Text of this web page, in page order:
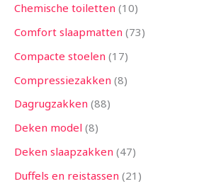
Chemische toiletten 10
Comfort slaapmatten 73
Compacte stoelen 17
Compressiezakken 8
Dagrugzakken 88
Deken model 8
Deken slaapzakken 47
Duffels en reistassen 21